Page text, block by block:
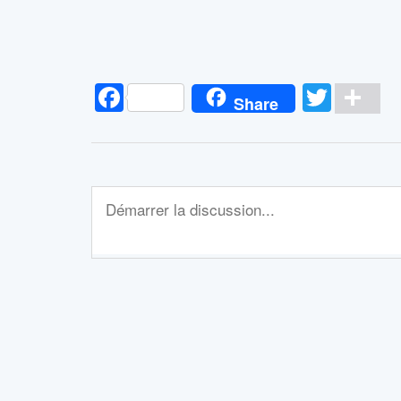
FacebookShare Twitter